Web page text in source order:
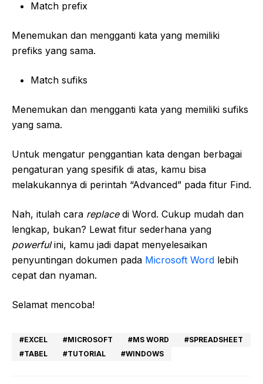
Match prefix
Menemukan dan mengganti kata yang memiliki
prefiks yang sama.
Match sufiks
Menemukan dan mengganti kata yang memiliki sufiks
yang sama.
Untuk mengatur penggantian kata dengan berbagai
pengaturan yang spesifik di atas, kamu bisa
melakukannya di perintah “Advanced” pada fitur Find.
Nah, itulah cara replace di Word. Cukup mudah dan
lengkap, bukan? Lewat fitur sederhana yang
powerfulini, kamu jadi dapat menyelesaikan
penyuntingan dokumen pada Microsoft Word lebih
cepat dan nyaman.
Selamat mencoba!
EXCEL MICROSOFT MS WORD
SPREADSHEET
TABEL
TUTORIAL WINDOWS